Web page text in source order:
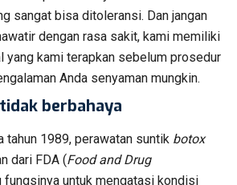
sangat bisa ditoleransi. Dan jangan
dengan rasa sakit, kami memiliki
yang kami terapkan sebelum prosedur
Anda senyaman mungkin.
berbahaya
tahun 1989, perawatan suntik botox
dari FDA (Food and Drug
fungsinya untuk mengatasi kondisi